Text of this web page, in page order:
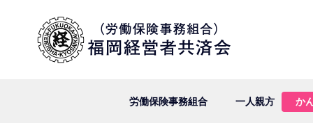
労働保険事務組合 一人親方 か